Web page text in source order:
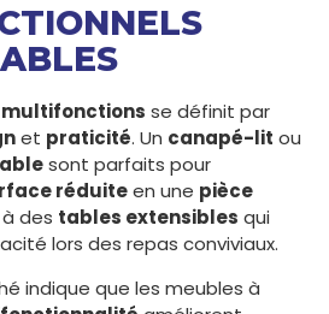
se définit par
et praticité. Un canapé-lit ou
sont parfaits pour
réduiteen une pièce
des tables extensibles qui
lors des repas conviviaux.
indique que les meubles à